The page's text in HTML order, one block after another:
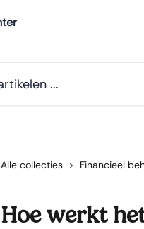
Alle collecties Financieel
Hoe werkt